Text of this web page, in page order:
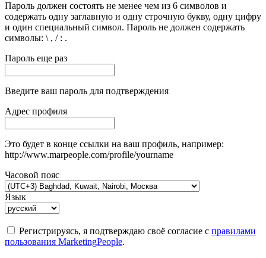
Пароль должен состоять не менее чем из 6 символов и
содержать одну заглавную и одну строчную букву, одну цифру
и один специальный символ. Пароль не должен содержать
символы: \ , / : .
Пароль еще раз
Введите ваш пароль для подтверждения
Адрес профиля
Это будет в конце ссылки на ваш профиль, например:
http://www.marpeople.com/profile/yourname
Часовой пояс
Язык
Регистрируясь, я подтверждаю своё согласие с правилами
пользования MarketingPeople.